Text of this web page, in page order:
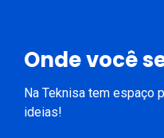
Onde você
Na Teknisa tem espaço
ideias!